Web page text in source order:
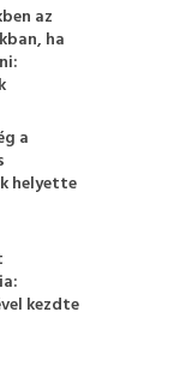
az
ha
a
helyette
kezdte